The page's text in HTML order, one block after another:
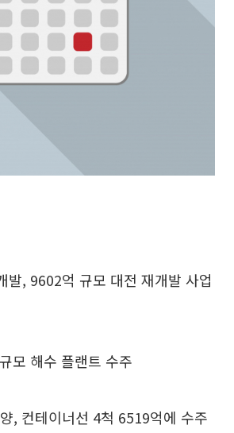
, 9602억 규모 대전 재개발 사업
모 해수 플랜트 수주
, 컨테이너선 4척 6519억에 수주